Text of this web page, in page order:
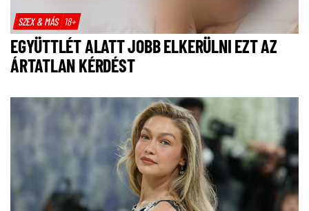
SZEX & MÁS 18+
EGYÜTTLÉT ALATT JOBB ELKERÜLNI EZT AZ
ÁRTATLAN KÉRDÉST